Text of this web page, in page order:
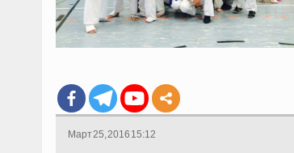
Март 25, 2016 15:12